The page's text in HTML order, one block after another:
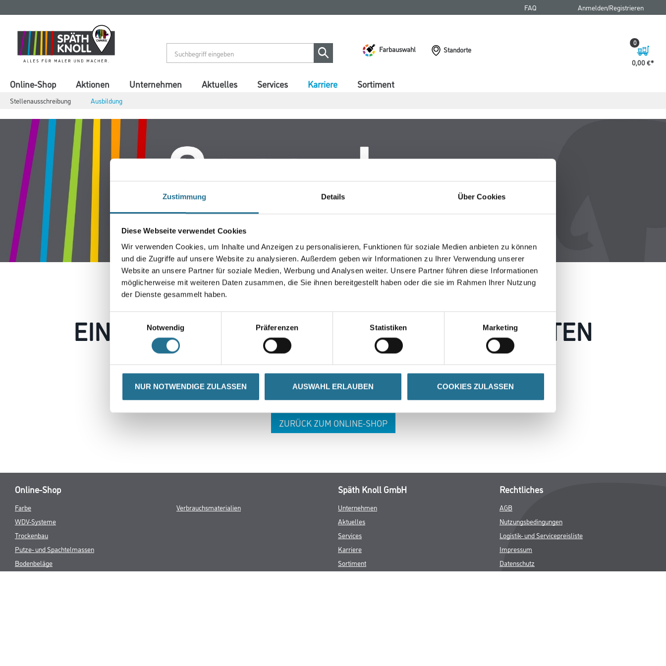
Zustimmung Details Über Cookies
Diese Webseite verwendet Cookies
Wir verwenden Cookies, um Inhalte und Anzeigen zu personalisieren, Funktionen für soziale Medien anbieten zu können
und die Zugriffe auf unsere Website zu analysieren. Außerdem geben wir Informationen zu Ihrer Verwendung unserer
Website an unsere Partner für soziale Medien, Werbung und Analysen weiter. Unsere Partner führen diese Informationen
möglicherweise mit weiteren Daten zusammen, die Sie ihnen bereitgestellt haben oder die sie im Rahmen Ihrer Nutzung
der Dienste gesammelt haben.
Notwendig
Präferenzen Statistiken Marketing
NUR NOTWENDIGE ZULASSEN AUSWAHL ERLAUBEN COOKIES ZULASSEN
springen
springen
FAQ Anmelden/Registrieren
Farbauswahl
Standorte
0,00 €
0
Online-Shop Aktionen Unternehmen Aktuelles Services Karriere
Stellenausschreibung Ausbildung
Sortiment
EIN KLEINER ZWISCHENFALL IST AUFGETRETEN
Erkunden Sie in der Zwischenzeit unseren Online-Shop und lassen Sie sich inspirieren.
ZURÜCK ZUM ONLINE-SHOP
Online-Shop
Farbe
WDV-Systeme
Trockenbau
Putze- und Spachtelmassen
Bodenbeläge
Verbrauchsmaterialien
Späth Knoll GmbH
Unternehmen
Aktuelles
Services
Karriere
Sortiment
Rechtliches
AGB
Nutzungsbedingungen
Logistik- und Servicepreisliste
Impressum
Datenschutz